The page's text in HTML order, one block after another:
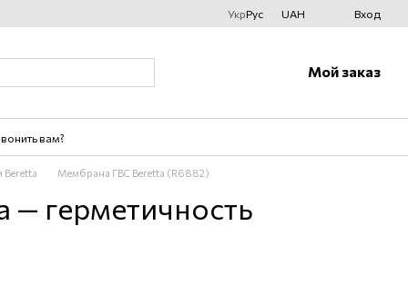
УкрРус UAH Вход
Мой заказ
вам?
Мембрана ГВС Beretta (R6882)
герметичность